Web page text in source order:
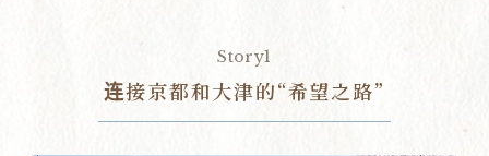
Story1
连接京都和大津的“希望之路”